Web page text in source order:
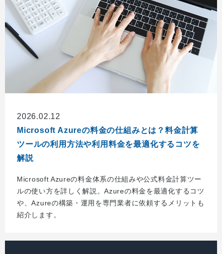
2026.02.12
Microsoft Azureの料金の仕組みとは？料金計算
ツールの利用方法や利用料金を最適化するコツを
解説
Microsoft Azureの料金体系の仕組みや公式料金計算ツー
ルの使い方を詳しく解説。Azureの料金を最適化するコツ
や、Azureの構築・運用を専門業者に依頼するメリットも
紹介します。